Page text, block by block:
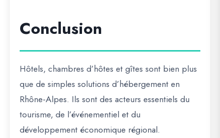
Conclusion
Hôtels, chambres d’hôtes et gîtes sont bien plus
que de simples solutions d’hébergement en
Rhône-Alpes. Ils sont des acteurs essentiels du
tourisme, de l’événementiel et du
développement économique régional.